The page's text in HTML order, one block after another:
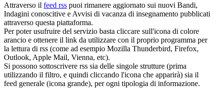
Attraverso il feed rss puoi rimanere aggiornato sui nuovi Bandi,
Indagini conoscitive e Avvisi di vacanza di insegnamento pubblicati
attraverso questa piattaforma.
Per poter usufruire del servizio basta cliccare sull'icona di colore
arancio e ottenere il link da utilizzare con il proprio programma per
la lettura di rss (come ad esempio Mozilla Thunderbird, Firefox,
Outlook, Apple Mail, Vienna, etc).
Si possono sottoscrivere rss sia delle singole strutture (prima
utilizzando il filtro, e quindi cliccando l'icona che apparirà) sia il
feed generale (icona grande), per ogni tipologia di informazione.